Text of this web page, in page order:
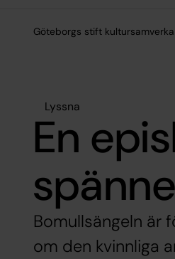
Göteborgs stift
Lyssna
En
Bomullsängeln är
om den kvinnliga